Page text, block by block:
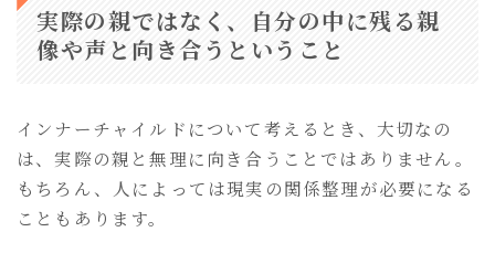
実際の親ではなく、自分の中に残る親
像や声と向き合うということ
インナーチャイルドについて考えるとき、大切なの
は、実際の親と無理に向き合うことではありません。
もちろん、人によっては現実の関係整理が必要になる
こともあります。